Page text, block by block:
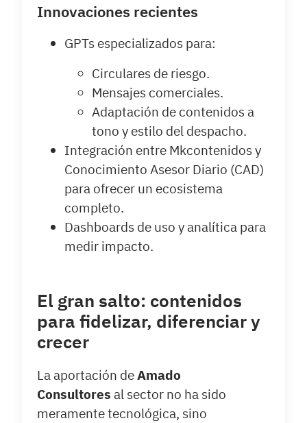
Innovaciones recientes
GPTs especializados para:
Circulares de riesgo.
Mensajes comerciales.
Adaptación de contenidos a
tono y estilo del despacho.
Integración entre Mkcontenidos y
Conocimiento Asesor Diario (CAD)
para ofrecer un ecosistema
completo.
Dashboards de uso y analítica para
medir impacto.
El gran salto: contenidos
para fidelizar, diferenciar y
crecer
La aportación deAmado
Consultores al sector no ha sido
meramente tecnológica, sino